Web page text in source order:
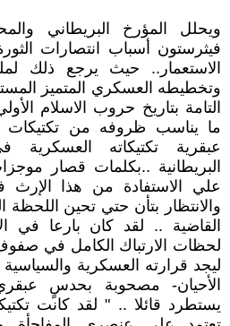
ويحلل المؤرخ البريطاني
فيثرستون أسباب انتصارات
الاستعمار.. حيث يرجع ذلك
وتخطيطه العسكري المتميز
التامة بتاريخ حروب الاسلام
ما يناسب ظروفه من
عبقرية تكتيكاته
البريطانية ..بكلمات قصار
علي الاستفادة من هذا الإرث
والانتظار بتأن حتي تحين اللحظة
القاضية .. لقد كان بارعا في
لحظات الارتباك الكامل في
ليجد قرارته العسكرية
الأحيان- مصحوبة بحدسٍ
يستطرد قائلا .. " لقد كانت